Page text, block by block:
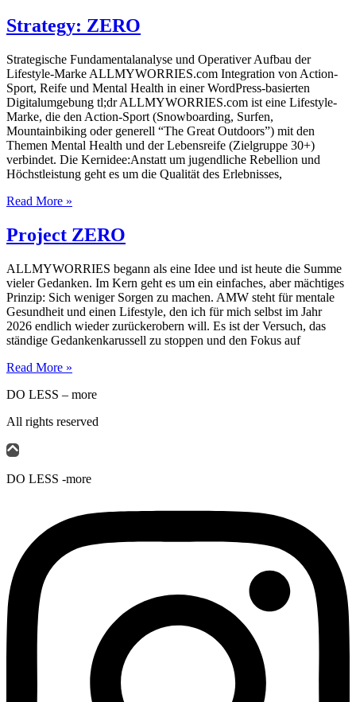
Strategy: ZERO
Strategische Fundamentalanalyse und Operativer Aufbau der
Lifestyle-Marke ALLMYWORRIES.com Integration von Action-
Sport, Reife und Mental Health in einer WordPress-basierten
Digitalumgebung tl;dr ALLMYWORRIES.com ist eine Lifestyle-
Marke, die den Action-Sport (Snowboarding, Surfen,
Mountainbiking oder generell “The Great Outdoors”) mit den
Themen Mental Health und der Lebensreife (Zielgruppe 30+)
verbindet. Die Kernidee:Anstatt um jugendliche Rebellion und
Höchstleistung geht es um die Qualität des Erlebnisses,
Read More »
Project ZERO
ALLMYWORRIES begann als eine Idee und ist heute die Summe
vieler Gedanken. Im Kern geht es um ein einfaches, aber mächtiges
Prinzip: Sich weniger Sorgen zu machen. AMW steht für mentale
Gesundheit und einen Lifestyle, den ich für mich selbst im Jahr
2026 endlich wieder zurückerobern will. Es ist der Versuch, das
ständige Gedankenkarussell zu stoppen und den Fokus auf
Read More »
DO LESS – more
All rights reserved
DO LESS -more